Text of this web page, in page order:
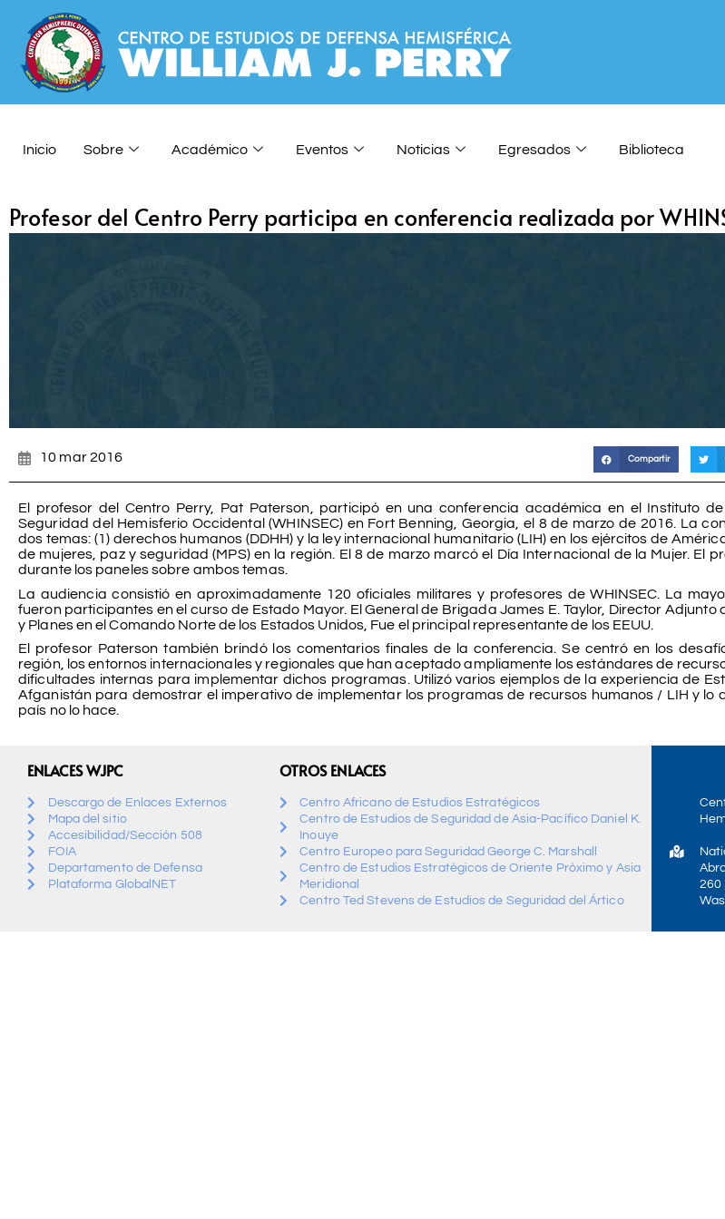
Inicio Sobre Académico Eventos Noticias Egresados Biblioteca
Profesor del Centro Perry participa en conferencia realizada por
10 mar 2016 Compartir
El profesor del Centro Perry, Pat Paterson, participó en una conferencia académica en el Instituto
Seguridad del Hemisferio Occidental (WHINSEC) en Fort Benning, Georgia, el 8 de marzo de 2016. La
dos temas: (1) derechos humanos (DDHH) y la ley internacional humanitario (LIH) en los ejércitos de
de mujeres, paz y seguridad (MPS) en la región. El 8 de marzo marcó el Día Internacional de la Mujer. El
durante los paneles sobre ambos temas.
La audiencia consistió en aproximadamente 120 oficiales militares y profesores de WHINSEC. La
fueron participantes en el curso de Estado Mayor. El General de Brigada James E. Taylor, Director Adjunto
y Planes en el Comando Norte de los Estados Unidos, Fue el principal representante de los EEUU.
El profesor Paterson también brindó los comentarios finales de la conferencia. Se centró en los
región, los entornos internacionales y regionales que han aceptado ampliamente los estándares de
dificultades internas para implementar dichos programas. Utilizó varios ejemplos de la experiencia de
Afganistán para demostrar el imperativo de implementar los programas de recursos humanos / LIH y lo
país no lo hace.
ENLACES WJPC
Descargo de Enlaces Externos
Mapa del sitio
Accesibilidad/Sección 508
FOIA
Departamento de Defensa
Plataforma GlobalNET
OTROS ENLACES
Centro Africano de Estudios Estratégicos
Centro de Estudios de Seguridad de Asia-Pacífico Daniel K.
Inouye
Centro Europeo para Seguridad George C. Marshall
Centro de Estudios Estratégicos de Oriente Próximo y Asia
Meridional
Centro Ted Stevens de Estudios de Seguridad del Ártico
260